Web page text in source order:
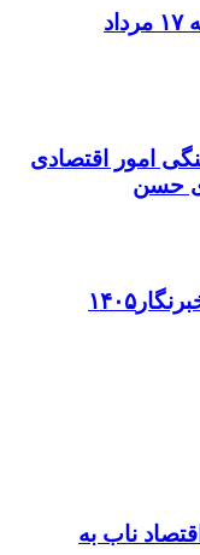
امور اقتصادی
حسن
ناب به